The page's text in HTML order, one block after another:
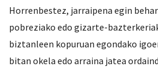
Horrenbestez, jarraipena egin
pobreziako edo gizarte-
biztanleen kopuruan egondako
bitan okela edo arraina jatea